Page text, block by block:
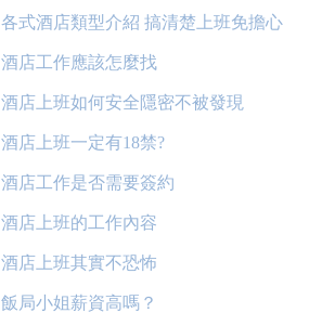
各式酒店類型介紹 搞清楚上班免擔心
酒店工作應該怎麼找
酒店上班如何安全隱密不被發現
酒店上班一定有18禁?
酒店工作是否需要簽約
酒店上班的工作內容
酒店上班其實不恐怖
飯局小姐薪資高嗎？